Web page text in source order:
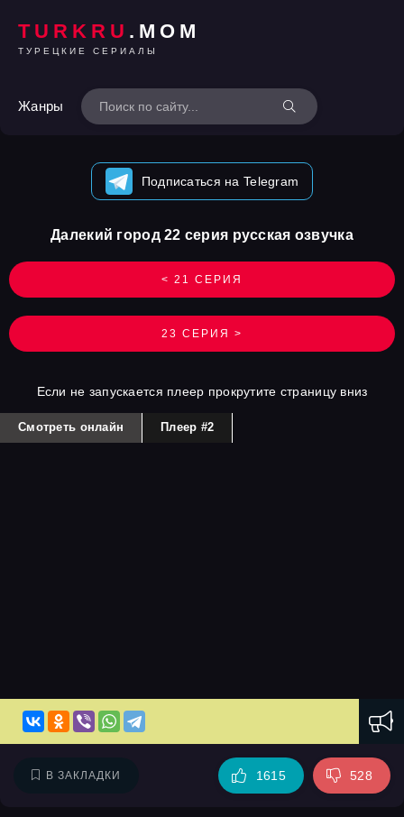
TURKRU .MOM
ТУРЕЦКИЕ СЕРИАЛЫ
Жанры
Подписаться на Telegram
< 21 СЕРИЯ
Далекий город 22 серия русская озвучка
23 СЕРИЯ >
Если не запускается плеер прокрутите страницу вниз
Смотреть онлайн Плеер #2
В ЗАКЛАДКИ 1615 528